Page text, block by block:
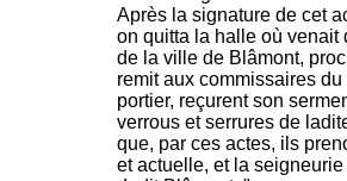
Après la signature de cet
on quitta la halle où venait
de la ville de Blâmont,
remit aux commissaires
portier, reçurent son
verrous et serrures de
que, par ces actes, ils
et actuelle, et la